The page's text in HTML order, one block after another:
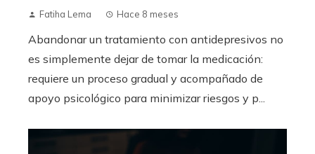
Fatiha Lema Hace 8 meses
Abandonar un tratamiento con antidepresivos no
es simplemente dejar de tomar la medicación:
requiere un proceso gradual y acompañado de
apoyo psicológico para minimizar riesgos y p...